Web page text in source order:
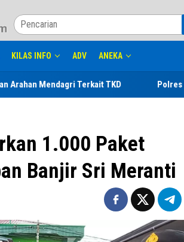
KILAS INFO ADV ANEKA
Terkait TKD Polres Batu Bara
1.000 Paket
Banjir Sri Meranti